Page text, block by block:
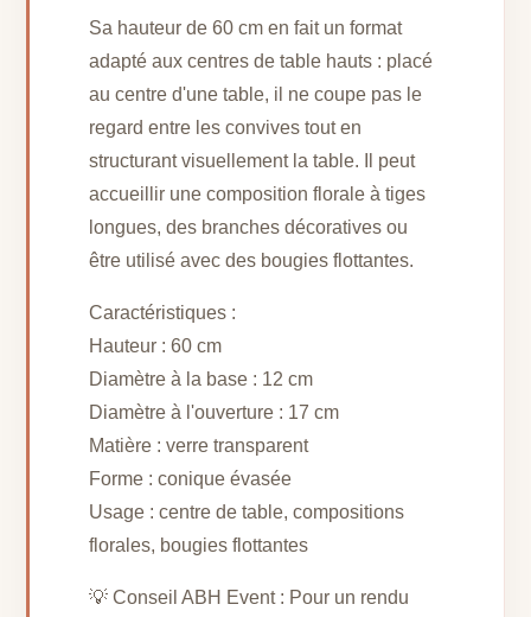
Sa hauteur de 60 cm en fait un format
adapté aux centres de table hauts : placé
au centre d'une table, il ne coupe pas le
regard entre les convives tout en
structurant visuellement la table. Il peut
accueillir une composition florale à tiges
longues, des branches décoratives ou
être utilisé avec des bougies flottantes.
Caractéristiques :
Hauteur : 60 cm
Diamètre à la base : 12 cm
Diamètre à l'ouverture : 17 cm
Matière : verre transparent
Forme : conique évasée
Usage : centre de table, compositions
florales, bougies flottantes
💡 Conseil ABH Event : Pour un rendu